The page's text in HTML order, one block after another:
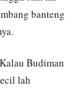
banteng
Budiman
lah